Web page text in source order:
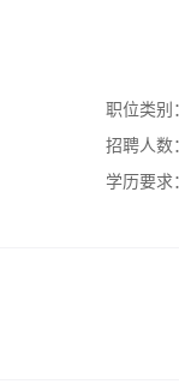
职位类别
招聘人数
学历要求